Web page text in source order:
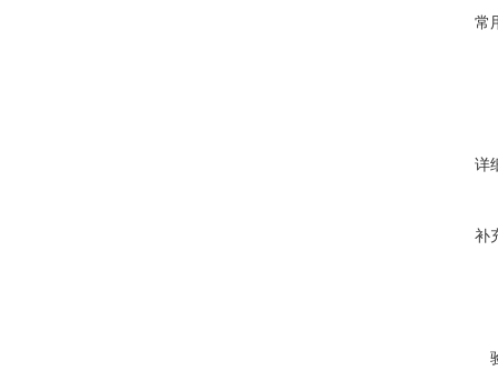
常
详
补